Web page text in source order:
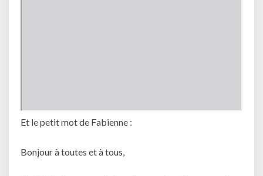
Et le petit mot de Fabienne :
Bonjour à toutes et à tous,